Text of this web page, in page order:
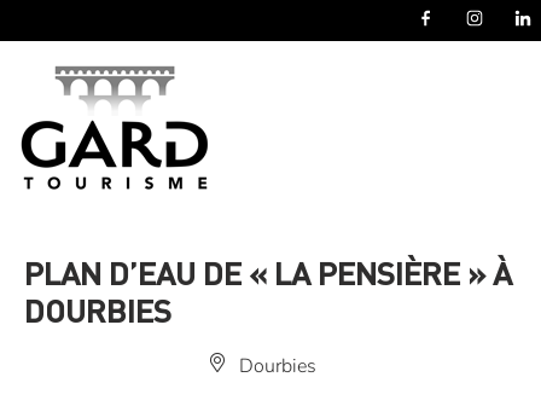
PLAN D’EAU DE « LA PENSIÈRE » À
DOURBIES
Dourbies